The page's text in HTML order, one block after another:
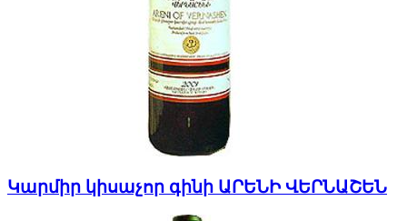
Կարմիր կիսաչոր գինի ԱՐԵՆԻ ՎԵՐՆԱՇԵՆ